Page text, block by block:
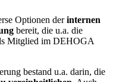
Optionen derinternen
bereit, die u.a. die
Mitglied im DEHOGA
bestand u.a. darin, die